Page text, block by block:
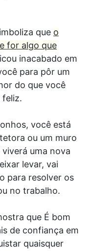
que o
for algo que
inacabado em
para pôr um
do que você
feliz.
você está
ou um muro
uma nova
levar, vai
para resolver os
no trabalho.
que É bom
de confiança em
quaisquer